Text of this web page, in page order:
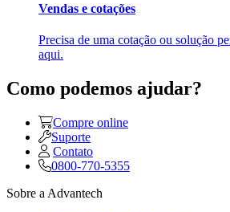
Vendas e cotações
Precisa de uma cotação ou solução
aqui.
Como podemos ajudar?
Compre online
Suporte
Contato
0800-770-5355
Sobre a Advantech